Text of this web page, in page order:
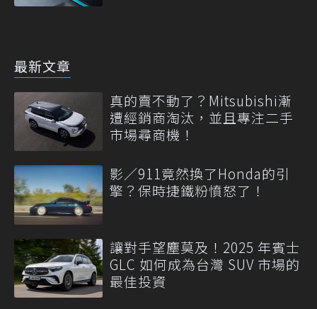
最新文章
真的賣不動了？Mitsubishi漸
遭經銷商淘汰，並且專注二手
市場尋商機！
影／911竟然換了Honda的引
擎？保時捷鐵粉憤怒了！
讓對手望塵莫及！2025 年賓士
GLC 如何成為台灣 SUV 市場的
最佳投資